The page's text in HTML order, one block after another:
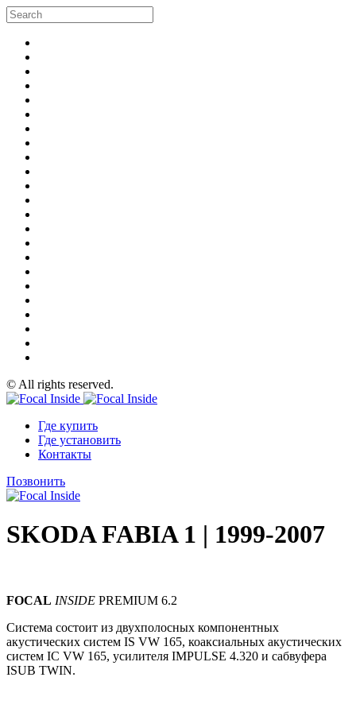
© All rights reserved.
Где купить
Где установить
Контакты
Позвонить
SKODA FABIA 1 | 1999-2007
FOCAL INSIDE PREMIUM 6.2
Система состоит из двухполосных компонентных
акустических систем IS VW 165, коаксиальных акустических
систем IC VW 165, усилителя IMPULSE 4.320 и сабвуфера
ISUB TWIN.